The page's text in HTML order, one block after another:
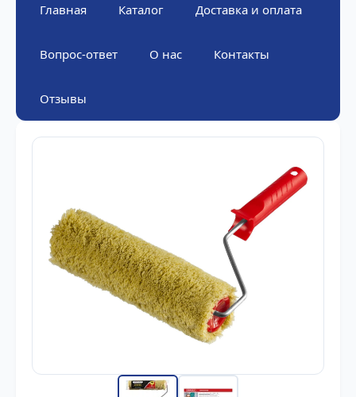
Главная Каталог Доставка и оплата
Вопрос-ответ О нас Контакты
Отзывы